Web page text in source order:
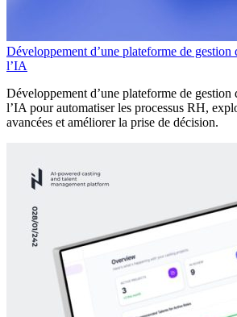
Développement d’une plateforme de gestion
l’IA
Développement d’une plateforme de gestion
l’IA pour automatiser les processus RH,
avancées et améliorer la prise de décision.